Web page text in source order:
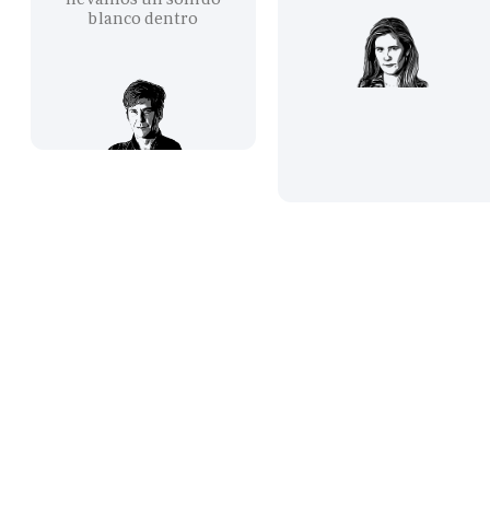
blanco dentro